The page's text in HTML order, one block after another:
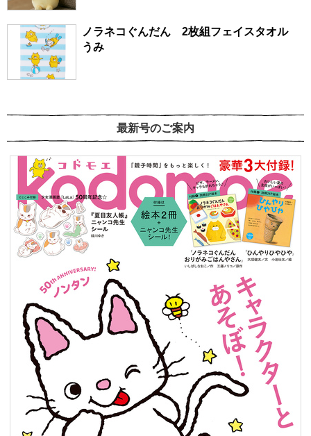
ノラネコぐんだん 2枚組フェイスタオル
うみ
最新号のご案内